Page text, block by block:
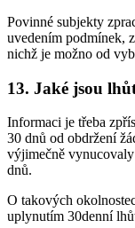
Povinné subjekty
uvedením podmínek,
nichž je možno od
13. Jaké jsou
Informaci je třeba
30 dnů od obdržení
výjimečně
dnů.
O takových
uplynutím 30denní